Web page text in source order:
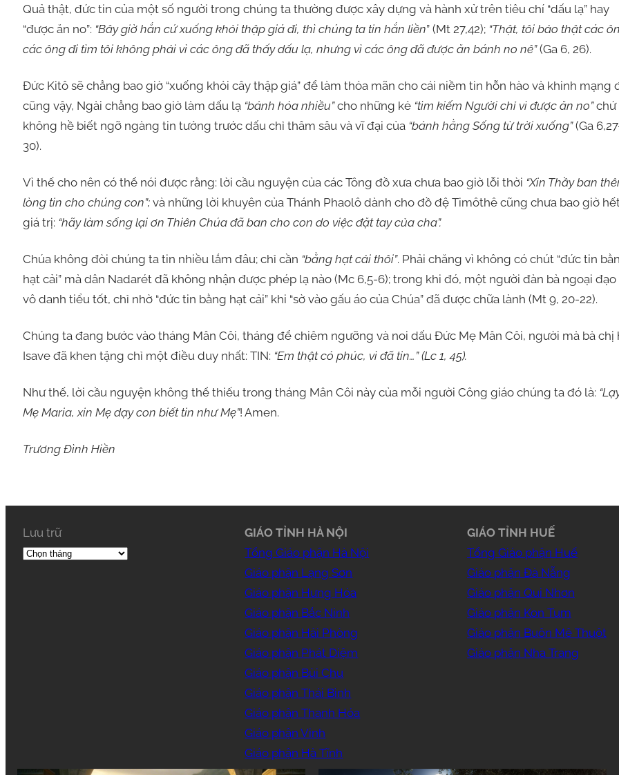
Quả thật, đức tin của một số người trong chúng ta thường được xây dựng và hành xử trên tiêu chí “dấu lạ” hay
“được ăn no”: “Bây giờ hắn cứ xuống khỏi thập giá đi, thì chúng ta tin hắn liền” (Mt 27,42); “Thật, tôi bảo thật các
các ông đi tìm tôi không phải vì các ông đã thấy dấu lạ, nhưng vì các ông đã được ăn bánh no nê”(Ga 6, 26).
Đức Kitô sẽ chẳng bao giờ “xuống khỏi cây thập giá” để làm thỏa mãn cho cái niềm tin hỗn hào và khinh mạng
cũng vậy, Ngài chẳng bao giờ làm dấu lạ “bánh hóa nhiều”cho những kẻ “tìm kiếm Người chỉ vì được ăn no”chứ
không hề biết ngỡ ngàng tin tưởng trước dấu chỉ thâm sâu và vĩ đại của “bánh hằng Sống từ trời xuống”(Ga
30).
Vì thế cho nên có thể nói được rằng: lời cầu nguyện của các Tông đồ xưa chưa bao giờ lỗi thời “Xin Thầy ban
lòng tin cho chúng con”; và những lời khuyên của Thánh Phaolô dành cho đồ đệ Timôthê cũng chưa bao giờ
giá trị: “hãy làm sống lại ơn Thiên Chúa đã ban cho con do việc đặt tay của cha”.
Chúa không đòi chúng ta tin nhiều lắm đâu; chỉ cần “bằng hạt cải thôi”. Phải chăng vì không có chút “đức tin
hạt cải” mà dân Nadarét đã không nhận được phép lạ nào (Mc 6,5-6); trong khi đó, một người đàn bà ngoại đạo
vô danh tiểu tốt, chỉ nhờ “đức tin bằng hạt cải” khi “sờ vào gấu áo của Chúa” đã được chữa lành (Mt 9, 20-22).
Chúng ta đang bước vào tháng Mân Côi, tháng để chiêm ngưỡng và noi dấu Đức Mẹ Mân Côi, người mà bà chị
Isave đã khen tặng chỉ một điều duy nhất: TIN: “Em thật có phúc, vì đã tin…” (Lc 1, 45).
Như thế, lời cầu nguyện không thể thiếu trong tháng Mân Côi này của mỗi người Công giáo chúng ta đó là:
Mẹ Maria, xin Mẹ dạy con biết tin như Mẹ”! Amen.
Trương Đình Hiền
Lưu trữ
GIÁO TỈNH HÀ NỘI
Tổng Giáo phận Hà Nội
Giáo phận Lạng Sơn
Giáo phận Hưng Hóa
Giáo phận Bắc Ninh
Giáo phận Hải Phòng
Giáo phận Phát Diệm
Giáo phận Bùi Chu
Giáo phận Thái Bình
Giáo phận Thanh Hóa
Giáo phận Vinh
Giáo phận Hà Tĩnh
GIÁO TỈNH HUẾ
Tổng Giáo phận Huế
Giáo phận Đà Nẵng
Giáo phận Qui Nhơn
Giáo phận Kon Tum
Giáo phận Buôn Mê Thuột
Giáo phận Nha Trang